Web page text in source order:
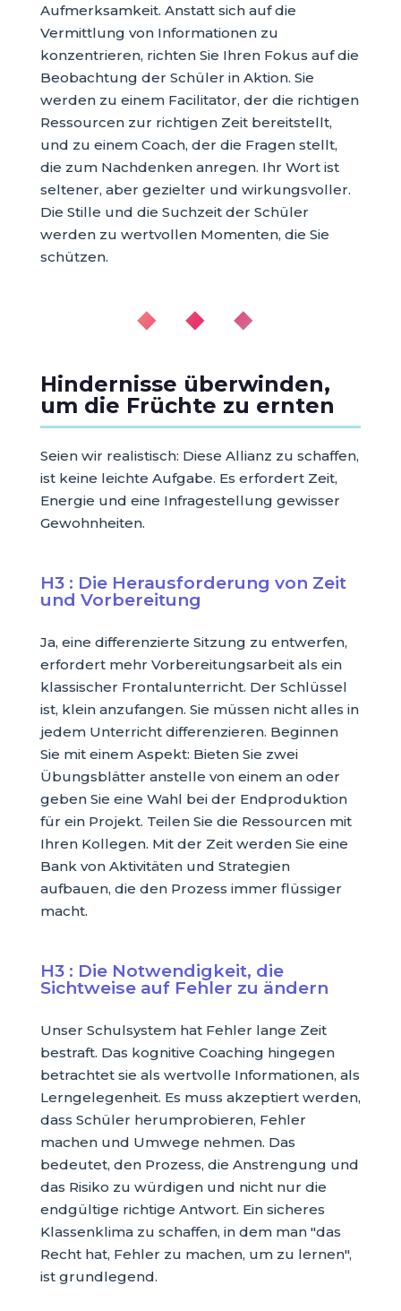
Aufmerksamkeit. Anstatt sich auf die
Vermittlung von Informationen zu
konzentrieren, richten Sie Ihren Fokus auf die
Beobachtung der Schüler in Aktion. Sie
werden zu einem Facilitator, der die richtigen
Ressourcen zur richtigen Zeit bereitstellt,
und zu einem Coach, der die Fragen stellt,
die zum Nachdenken anregen. Ihr Wort ist
seltener, aber gezielter und wirkungsvoller.
Die Stille und die Suchzeit der Schüler
werden zu wertvollen Momenten, die Sie
schützen.
◆ ◆ ◆
Hindernisse überwinden,
um die Früchte zu ernten
Seien wir realistisch: Diese Allianz zu schaffen,
ist keine leichte Aufgabe. Es erfordert Zeit,
Energie und eine Infragestellung gewisser
Gewohnheiten.
H3 : Die Herausforderung von Zeit
und Vorbereitung
Ja, eine differenzierte Sitzung zu entwerfen,
erfordert mehr Vorbereitungsarbeit als ein
klassischer Frontalunterricht. Der Schlüssel
ist, klein anzufangen. Sie müssen nicht alles in
jedem Unterricht differenzieren. Beginnen
Sie mit einem Aspekt: Bieten Sie zwei
Übungsblätter anstelle von einem an oder
geben Sie eine Wahl bei der Endproduktion
für ein Projekt. Teilen Sie die Ressourcen mit
Ihren Kollegen. Mit der Zeit werden Sie eine
Bank von Aktivitäten und Strategien
aufbauen, die den Prozess immer flüssiger
macht.
H3 : Die Notwendigkeit, die
Sichtweise auf Fehler zu ändern
Unser Schulsystem hat Fehler lange Zeit
bestraft. Das kognitive Coaching hingegen
betrachtet sie als wertvolle Informationen, als
Lerngelegenheit. Es muss akzeptiert werden,
dass Schüler herumprobieren, Fehler
machen und Umwege nehmen. Das
bedeutet, den Prozess, die Anstrengung und
das Risiko zu würdigen und nicht nur die
endgültige richtige Antwort. Ein sicheres
Klassenklima zu schaffen, in dem man "das
Recht hat, Fehler zu machen, um zu lernen",
ist grundlegend.